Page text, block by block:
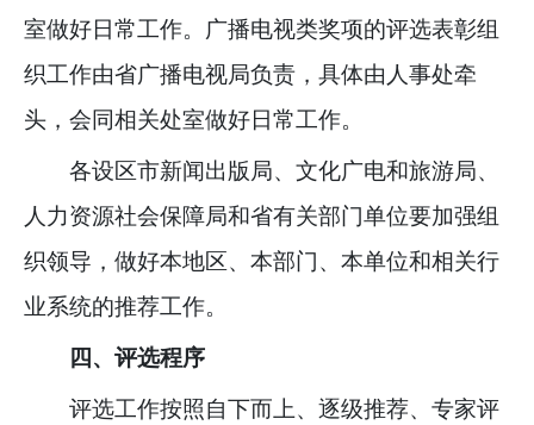
室做好日常工作。广播电视类奖项的评选表彰组
织工作由省广播电视局负责，具体由人事处牵
头，会同相关处室做好日常工作。
各设区市新闻出版局、文化广电和旅游局、
人力资源社会保障局和省有关部门单位要加强组
织领导，做好本地区、本部门、本单位和相关行
业系统的推荐工作。
四、评选程序
评选工作按照自下而上、逐级推荐、专家评